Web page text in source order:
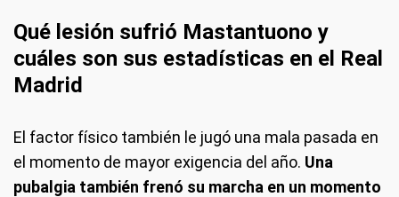
Qué lesión sufrió Mastantuono y
cuáles son sus estadísticas en el Real
Madrid
El factor físico también le jugó una mala pasada en
el momento de mayor exigencia del año. Una
pubalgia también frenó su marcha en un momento